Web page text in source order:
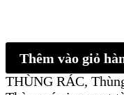
Thêm vào giỏ
THÙNG RÁC,